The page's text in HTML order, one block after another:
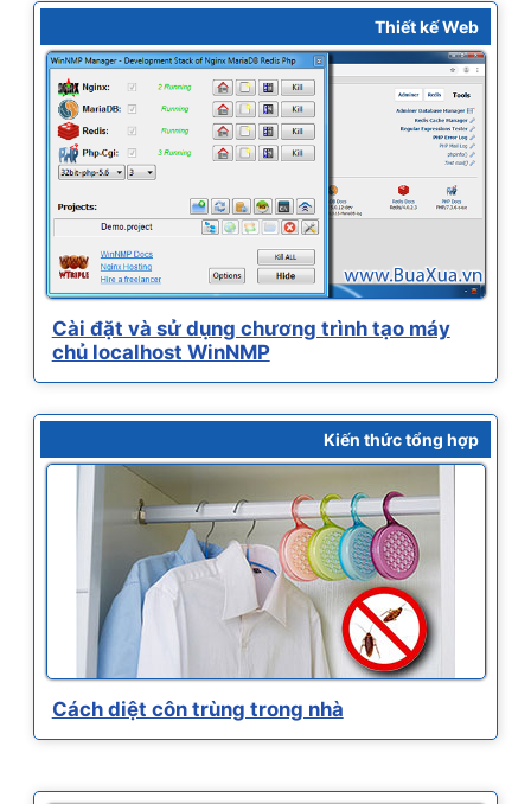
Thiết kế Web
Cài đặt và sử dụng chương trình tạo máy
chủ localhost WinNMP
Kiến thức tổng hợp
Cách diệt côn trùng trong nhà